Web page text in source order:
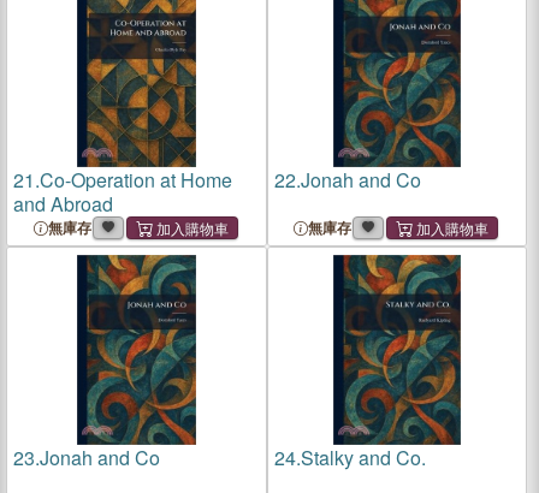
21.Co-Operation at Home
and Abroad
無庫存
22.Jonah and Co
無庫存
23.Jonah and Co 24.Stalky and Co.